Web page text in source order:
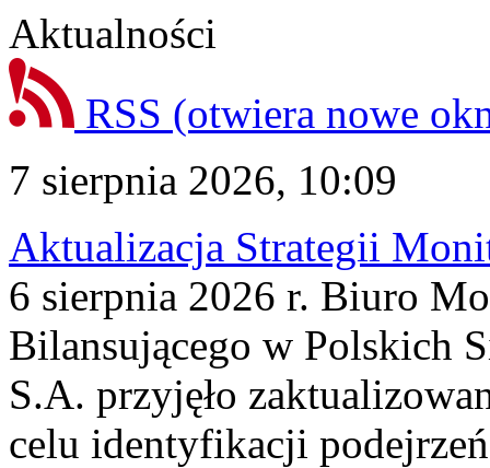
Aktualności
RSS (otwiera nowe
7 sierpnia 2026, 10:09
Aktualizacja Strategii
6 sierpnia 2026 r. Biuro
Bilansującego w Polskich
S.A. przyjęło
celu identyfikacji